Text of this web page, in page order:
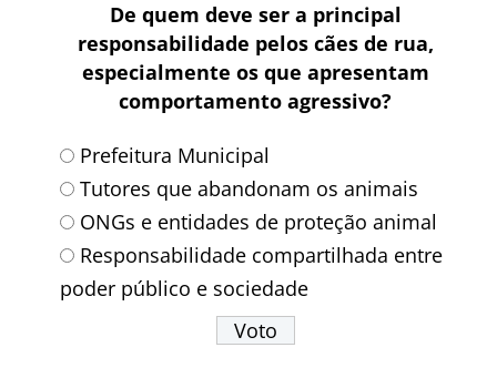
De quem deve ser a principal
responsabilidade pelos cães de rua,
especialmente os que apresentam
comportamento agressivo?
Prefeitura Municipal
Tutores que abandonam os animais
ONGs e entidades de proteção animal
Responsabilidade compartilhada entre
poder público e sociedade